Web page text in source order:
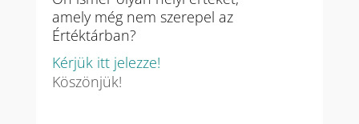
amely még nem szerepel az
Értéktárban?
Kérjük itt jelezze!
Köszönjük!